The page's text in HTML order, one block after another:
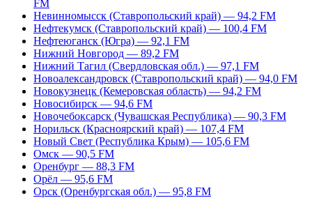
FM
Невинномысск (Ставропольский край) — 94,2 FM
Нефтекумск (Ставропольский край) — 100,4 FM
Нефтеюганск (Югра) — 92,1 FM
Нижний Новгород — 89,2 FM
Нижний Тагил (Свердловская обл.) — 97,1 FM
Новоалександровск (Ставропольский край) — 94,0 FM
Новокузнецк (Кемеровская область) — 94,2 FM
Новосибирск — 94,6 FM
Новочебоксарск (Чувашская Республика) — 90,3 FM
Норильск (Красноярский край) — 107,4 FM
Новый Свет (Республика Крым) — 105,6 FM
Омск — 90,5 FM
Оренбург — 88,3 FM
Орёл — 95,6 FM
Орск (Оренбургская обл.) — 95,8 FM